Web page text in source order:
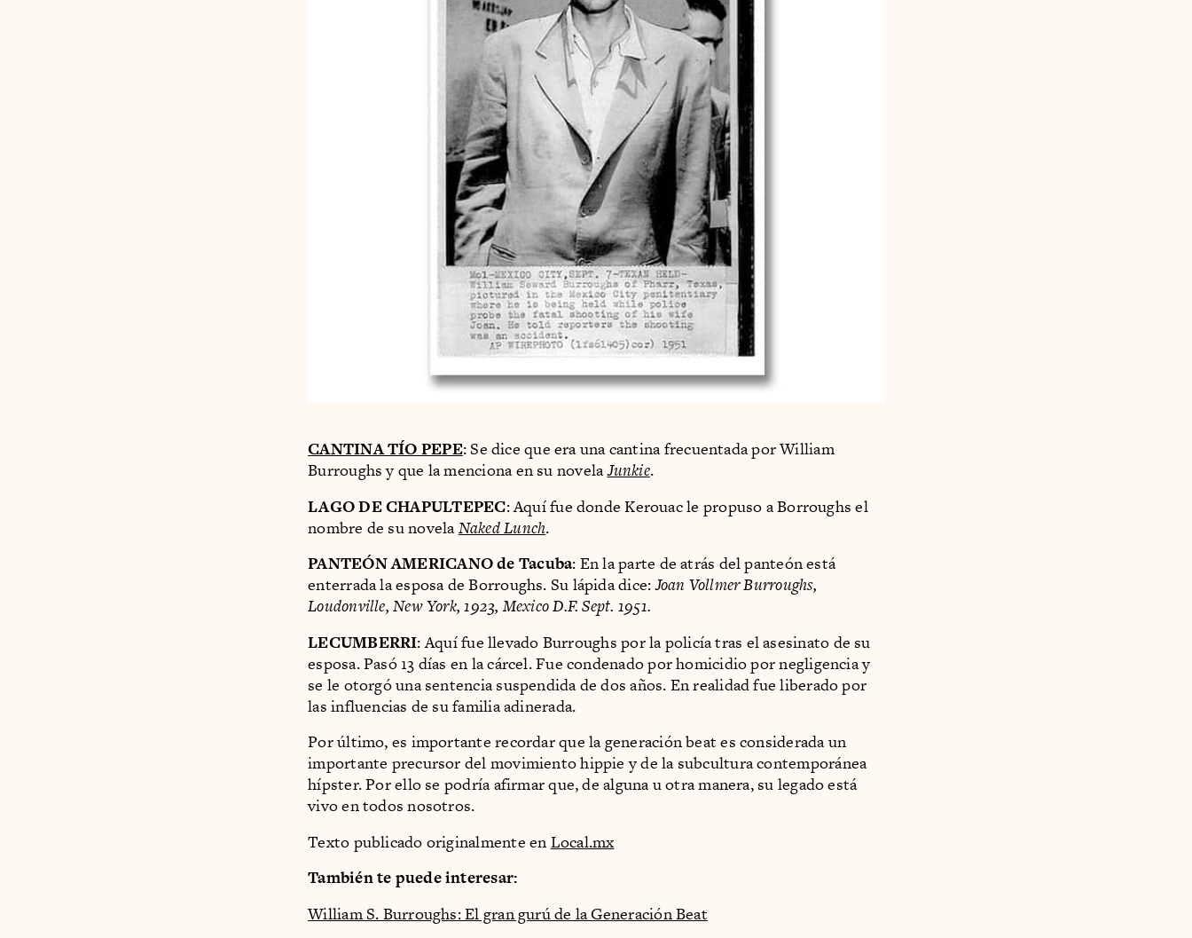
CANTINA TÍO PEPE: Se dice que era una cantina frecuentada por William
Burroughs y que la menciona en su novelaJunkie.
LAGO DE CHAPULTEPEC: Aquí fue donde Kerouac le propuso a Borroughs el
nombre de su novelaNaked Lunch.
PANTEÓN AMERICANO de Tacuba: En la parte de atrás del panteón está
enterrada la esposa de Borroughs. Su lápida dice:Joan Vollmer Burroughs,
Loudonville, New York, 1923, Mexico D.F. Sept. 1951.
LECUMBERRI: Aquí fue llevado Burroughs por la policía tras el asesinato de su
esposa. Pasó 13 días en la cárcel. Fue condenado por homicidio por negligencia y
se le otorgó una sentencia suspendida de dos años. En realidad fue liberado por
las influencias de su familia adinerada.
Por último, es importante recordar que la generación beat es considerada un
importante precursor del movimiento hippie y de la subcultura contemporánea
hípster. Por ello se podría afirmar que, de alguna u otra manera, su legado está
vivo en todos nosotros.
Texto publicado originalmente en Local.mx
También te puede interesar:
William S. Burroughs: El gran gurú de la Generación Beat